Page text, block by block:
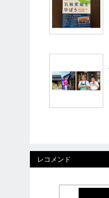
レコメンド